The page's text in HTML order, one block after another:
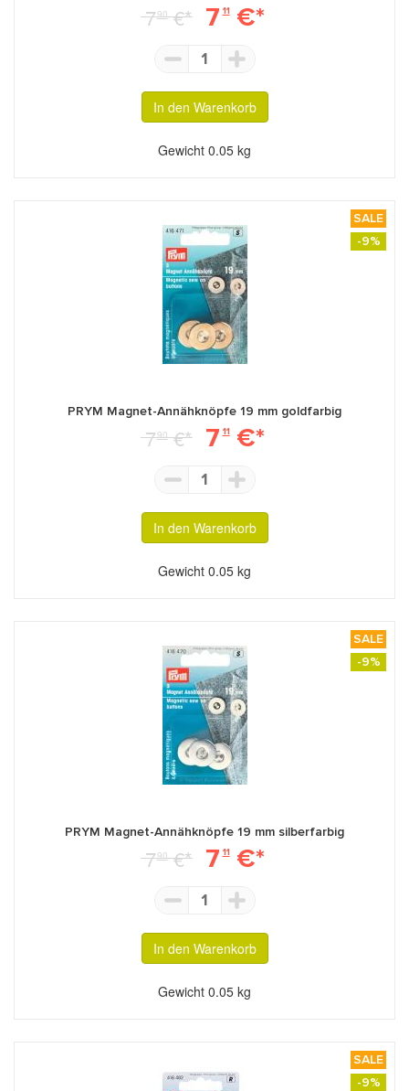
790€* 7 11€*
1
In den Warenkorb
Gewicht 0.05 kg
SALE
-9%
PRYM Magnet-Annähknöpfe 19 mm goldfarbig
790€* 7 11€*
1
In den Warenkorb
Gewicht 0.05 kg
SALE
-9%
PRYM Magnet-Annähknöpfe 19 mm silberfarbig
790€* 7 11€*
1
In den Warenkorb
Gewicht 0.05 kg
SALE
-9%